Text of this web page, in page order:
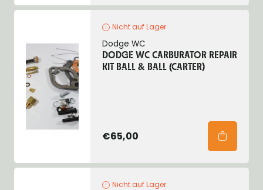
Nicht auf Lager
Dodge WC
DODGE WC CARBURATOR REPAIR
KIT BALL & BALL (CARTER)
€65,00
Nicht auf Lager